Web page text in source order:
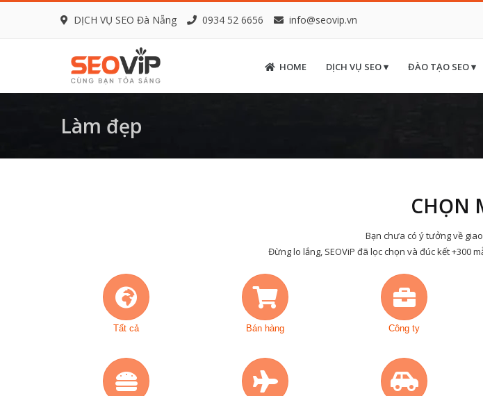
DỊCH VỤ SEO Đà Nẵng 0934 52 6656 info@seovip.vn
HOME DỊCH VỤ SEO ▾ ĐÀO TẠO SEO ▾
Làm đẹp
CHỌN
Bạn chưa có ý tưởng về
Đừng lo lắng, SEOViP đã lọc chọn và đúc kết +300
Tất cả Bán hàng Công ty